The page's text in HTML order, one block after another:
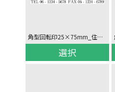
角型回転印25×75mm_住所/社名(2行)/電話_ヨコ
選択